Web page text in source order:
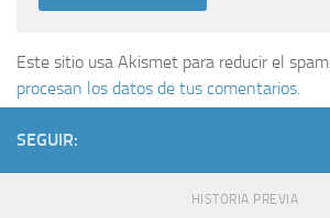
Este sitio usa Akismet para reducir el
procesan los datos de tus comentarios.
SEGUIR:
HISTORIA PREVIA